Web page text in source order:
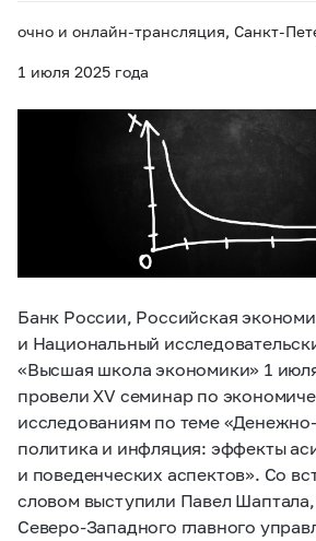
1 июля 2025 года
очно и онлайн-трансляция, Санкт-
Банк России, Российская
и Национальный
«Высшая школа экономики» 1
провели XV семинар по
исследованиям по теме
политика и инфляция: эффекты
и поведенческих аспектов». Со
словом выступили Павел
Северо-Западного главного